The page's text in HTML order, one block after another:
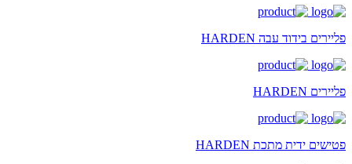
פליירים בידוד עבה HARDEN
פליירים HARDEN
פטישים ידית מתכת HARDEN